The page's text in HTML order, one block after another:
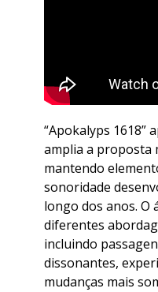
“Apokalyps 1618”
amplia a proposta
mantendo
sonoridade
longo dos anos.
diferentes
incluindo
dissonantes,
mudanças mais